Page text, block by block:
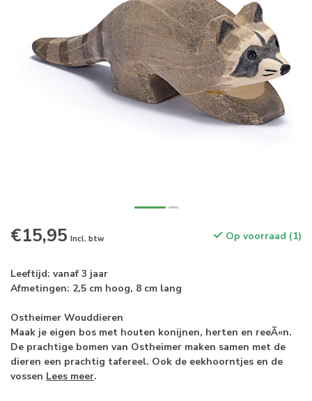
€15,95 Incl. btw Op voorraad (1)
Leeftijd: vanaf 3 jaar
Afmetingen: 2,5 cm hoog, 8 cm lang
Ostheimer Wouddieren
Maak je eigen bos met houten konijnen, herten en reeÃ«n.
De prachtige bomen van Ostheimer maken samen met de
dieren een prachtig tafereel. Ook de eekhoorntjes en de
vossen Lees meer.